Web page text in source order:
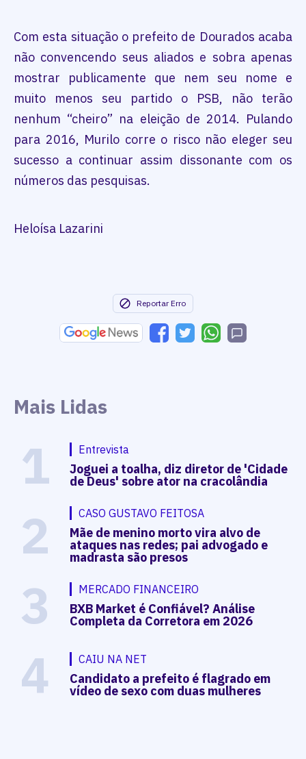
Com esta situação o prefeito de Dourados acaba
não convencendo seus aliados e sobra apenas
mostrar publicamente que nem seu nome e
muito menos seu partido o PSB, não terão
nenhum “cheiro” na eleição de 2014. Pulando
para 2016, Murilo corre o risco não eleger seu
sucesso a continuar assim dissonante com os
números das pesquisas.
Heloísa Lazarini
Reportar Erro
Mais Lidas
1 Entrevista
Joguei a toalha, diz diretor de 'Cidade
de Deus' sobre ator na cracolândia
2 CASO GUSTAVO FEITOSA
Mãe de menino morto vira alvo de
ataques nas redes; pai advogado e
madrasta são presos
3 MERCADO FINANCEIRO
BXB Market é Confiável? Análise
Completa da Corretora em 2026
4 CAIU NA NET
Candidato a prefeito é flagrado em
vídeo de sexo com duas mulheres